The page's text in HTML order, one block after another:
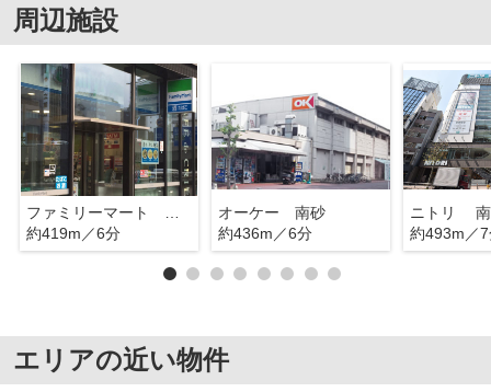
周辺施設
約419m／6分
オーケー 南砂
約436m／6分
ニトリ 南
約493m／
エリアの近い物件